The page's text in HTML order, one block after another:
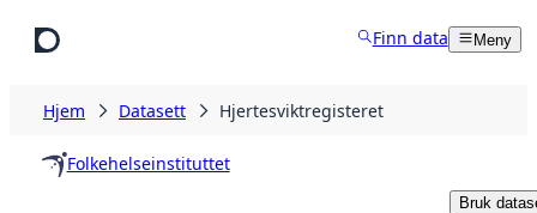
Finn data Meny
Hjem Datasett Hjertesviktregisteret
Folkehelseinstituttet
Bruk